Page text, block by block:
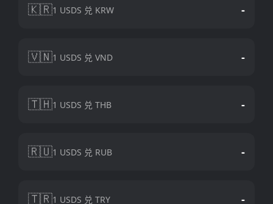
🇰🇷1 USDS 兑 KRW -
🇻🇳1 USDS 兑 VND -
🇹🇭1 USDS 兑 THB -
🇷🇺1 USDS 兑 RUB -
🇹🇷1 USDS 兑 TRY -